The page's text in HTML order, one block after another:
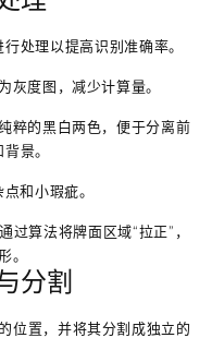
处理以提高识别准确率。
灰度图，减少计算量。
粹的黑白两色，便于分离前
景。
和小瑕疵。
过算法将牌面区域“拉正”，
。
分割
位置，并将其分割成独立的